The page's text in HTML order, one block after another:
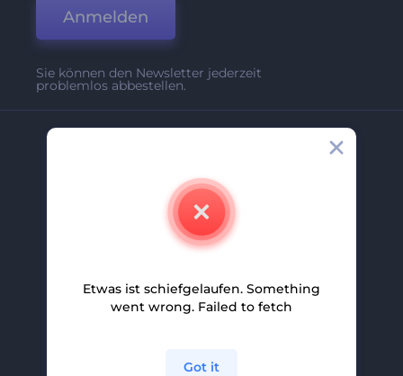
Anmelden
Sie können den Newsletter jederzeit
problemlos abbestellen.
Partnerprogramm
Etwas ist schiefgelaufen. Something
went wrong. Failed to fetch
Got it